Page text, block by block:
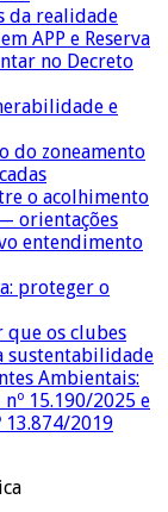
da realidade
APP e Reserva
no Decreto
e
do zoneamento
o acolhimento
orientações
entendimento
proteger o
que os clubes
sustentabilidade
Ambientais:
15.190/2025 e
13.874/2019